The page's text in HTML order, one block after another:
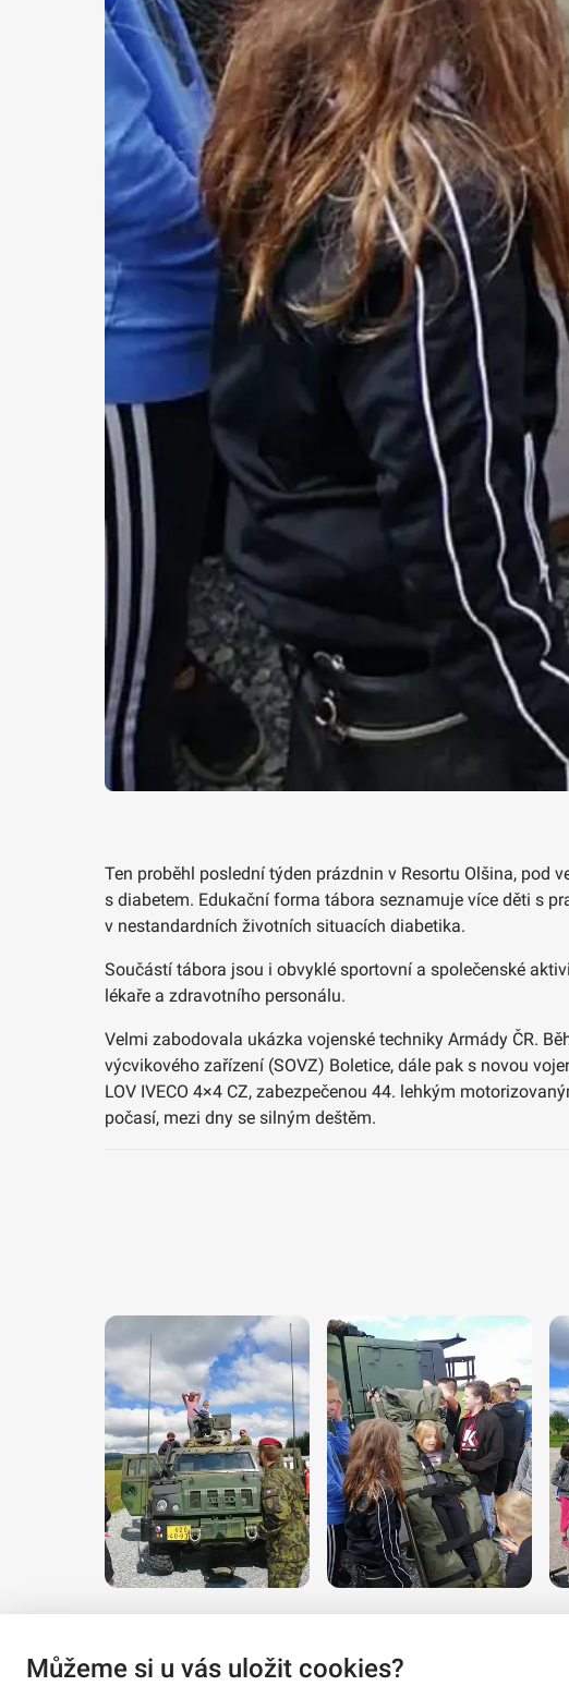
Ten proběhl poslední týden prázdnin v Resortu Olšina, pod
s diabetem. Edukační forma tábora seznamuje více děti s
v nestandardních životních situacích diabetika.
Součástí tábora jsou i obvyklé sportovní a společenské
lékaře a zdravotního personálu.
Velmi zabodovala ukázka vojenské techniky Armády ČR.
výcvikového zařízení (SOVZ) Boletice, dále pak s novou
LOV IVECO 4×4 CZ, zabezpečenou 44. lehkým
počasí, mezi dny se silným deštěm.
Můžeme si u vás uložit cookies?